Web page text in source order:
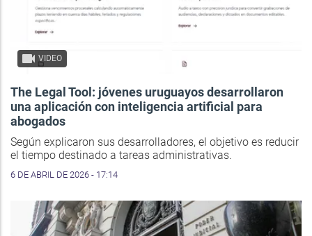
VIDEO
The Legal Tool: jóvenes uruguayos desarrollaron
una aplicación con inteligencia artificial para
abogados
Según explicaron sus desarrolladores, el objetivo es reducir
el tiempo destinado a tareas administrativas.
6 DE ABRIL DE 2026 - 17:14